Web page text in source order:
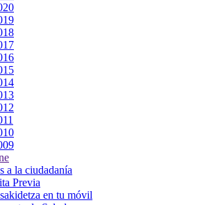
a la ciudadanía
Previa
en tu móvil